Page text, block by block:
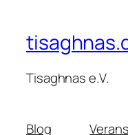
Tisaghnas e.V.
Blog